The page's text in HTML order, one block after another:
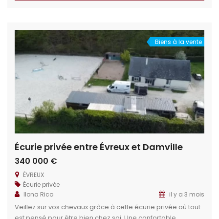
19km (20 min) d’Évreux 10km de Damville […]
Biens à la vente
Écurie privée entre Évreux et Damville
340 000 €
ÉVREUX
Écurie privée
Ilona Rico
il y a 3 mois
Veillez sur vos chevaux grâce à cette écurie privée où tout